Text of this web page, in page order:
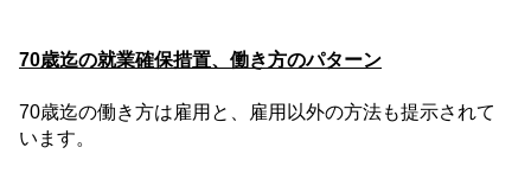
70歳迄の就業確保措置、働き方のパターン
70歳迄の働き方は雇用と、雇用以外の方法も提示されて
います。